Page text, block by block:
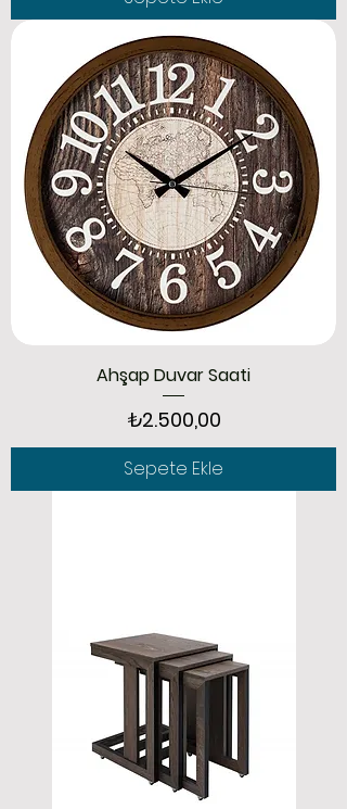
Ahşap Duvar Saati
Fiyat
₺2.500,00
Sepete Ekle